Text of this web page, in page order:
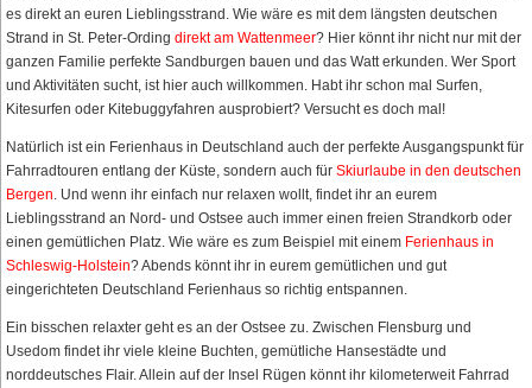
es direkt an euren Lieblingsstrand. Wie wäre es mit dem längsten deutschen
Strand in St. Peter-Ording direkt am Wattenmeer? Hier könnt ihr nicht nur mit der
ganzen Familie perfekte Sandburgen bauen und das Watt erkunden. Wer Sport
und Aktivitäten sucht, ist hier auch willkommen. Habt ihr schon mal Surfen,
Kitesurfen oder Kitebuggyfahren ausprobiert? Versucht es doch mal!
Natürlich ist ein Ferienhaus in Deutschland auch der perfekte Ausgangspunkt für
Fahrradtouren entlang der Küste, sondern auch für Skiurlaube in den deutschen
Bergen . Und wenn ihr einfach nur relaxen wollt, findet ihr an eurem
Lieblingsstrand an Nord- und Ostsee auch immer einen freien Strandkorb oder
einen gemütlichen Platz. Wie wäre es zum Beispiel mit einem Ferienhaus in
Schleswig-Holstein? Abends könnt ihr in eurem gemütlichen und gut
eingerichteten Deutschland Ferienhaus so richtig entspannen.
Ein bisschen relaxter geht es an der Ostsee zu. Zwischen Flensburg und
Usedom findet ihr viele kleine Buchten, gemütliche Hansestädte und
norddeutsches Flair. Allein auf der Insel Rügen könnt ihr kilometerweit Fahrrad